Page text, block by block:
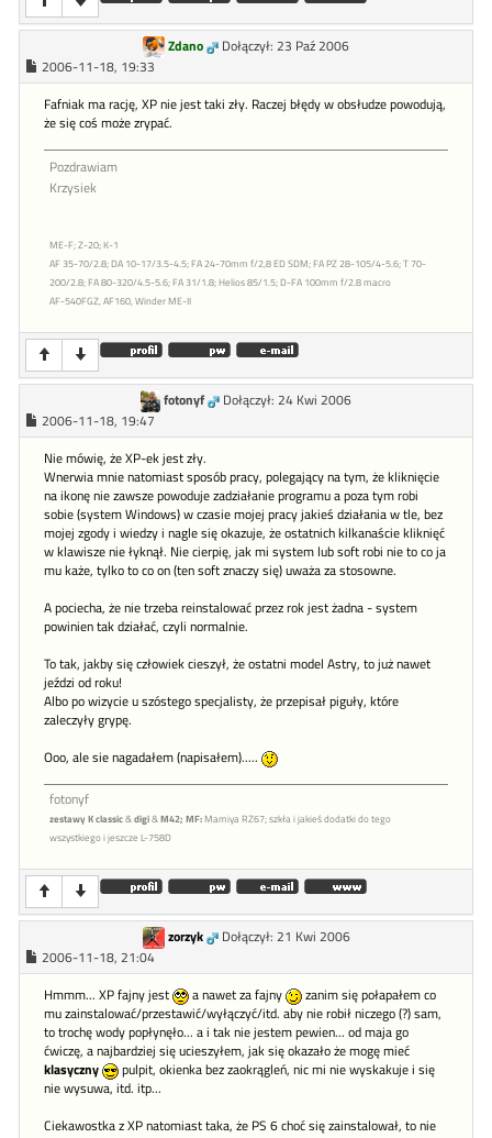
Zdano
Dołączył: 23 Paź 2006
2006-11-18, 19:33
Fafniak ma rację, XP nie jest taki zły. Raczej błędy w obsłudze powodują,
że się coś może zrypać.
Pozdrawiam
Krzysiek
ME-F; Z-20; K-1
AF 35-70/2.8; DA 10-17/3.5-4.5; FA 24-70mm f/2,8 ED SDM; FA PZ 28-105/4-5.6; T 70-
200/2.8; FA 80-320/4.5-5.6; FA 31/1.8; Helios 85/1.5; D-FA 100mm f/2.8 macro
AF-540FGZ, AF160, Winder ME-II
fotonyf
Dołączył: 24 Kwi 2006
2006-11-18, 19:47
Nie mówię, że XP-ek jest zły.
Wnerwia mnie natomiast sposób pracy, polegający na tym, że kliknięcie
na ikonę nie zawsze powoduje zadziałanie programu a poza tym robi
sobie (system Windows) w czasie mojej pracy jakieś działania w tle, bez
mojej zgody i wiedzy i nagle się okazuje, że ostatnich kilkanaście kliknięć
w klawisze nie łyknął. Nie cierpię, jak mi system lub soft robi nie to co ja
mu każe, tylko to co on (ten soft znaczy się) uważa za stosowne.
A pociecha, że nie trzeba reinstalować przez rok jest żadna - system
powinien tak działać, czyli normalnie.
To tak, jakby się człowiek cieszył, że ostatni model Astry, to już nawet
jeździ od roku!
Albo po wizycie u szóstego specjalisty, że przepisał piguły, które
zaleczyły grypę.
Ooo, ale sie nagadałem (napisałem).....
fotonyf
zestawy K classic&digi&M42; MF:Mamiya RZ67; szkła i jakieś dodatki do tego
wszystkiego i jeszcze L-758D
zorzyk
Dołączył: 21 Kwi 2006
2006-11-18, 21:04
Hmmm... XP fajny jest
a nawet za fajny
zanim się połapałem co
mu zainstalować/przestawić/wyłączyć/itd. aby nie robił niczego (?) sam,
to trochę wody popłynęło... a i tak nie jestem pewien... od maja go
ćwiczę, a najbardziej się ucieszyłem, jak się okazało że mogę mieć
klasyczny
pulpit, okienka bez zaokrągleń, nic mi nie wyskakuje i się
nie wysuwa, itd. itp...
Ciekawostka z XP natomiast taka, że PS 6 choć się zainstalował, to nie